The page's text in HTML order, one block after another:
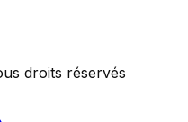
droits réservés